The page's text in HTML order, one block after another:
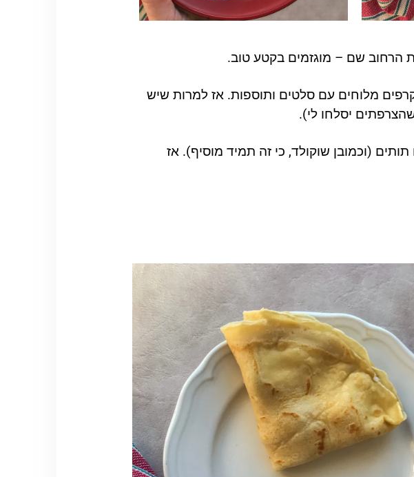
הרחוב שם – מוגזמים בקטע טוב.
מלוחים עם סלטים ותוספות. אז למרות שיש
יסלחו לי).
(וכמובן שוקולד, כי זה תמיד מוסיף). אז